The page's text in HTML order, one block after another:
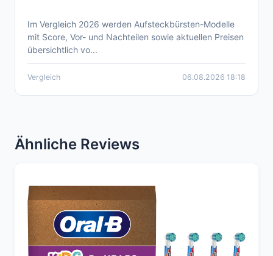
Aktueller Oral-B IO Aufsteckbürsten
Vergleich 2026
Im Vergleich 2026 werden Aufsteckbürsten-Modelle
mit Score, Vor- und Nachteilen sowie aktuellen Preisen
übersichtlich vo...
Vergleich 06.08.2026 18:18
Ähnliche Reviews